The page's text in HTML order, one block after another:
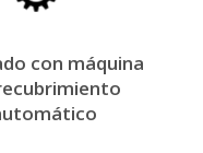
d
a
con máquina